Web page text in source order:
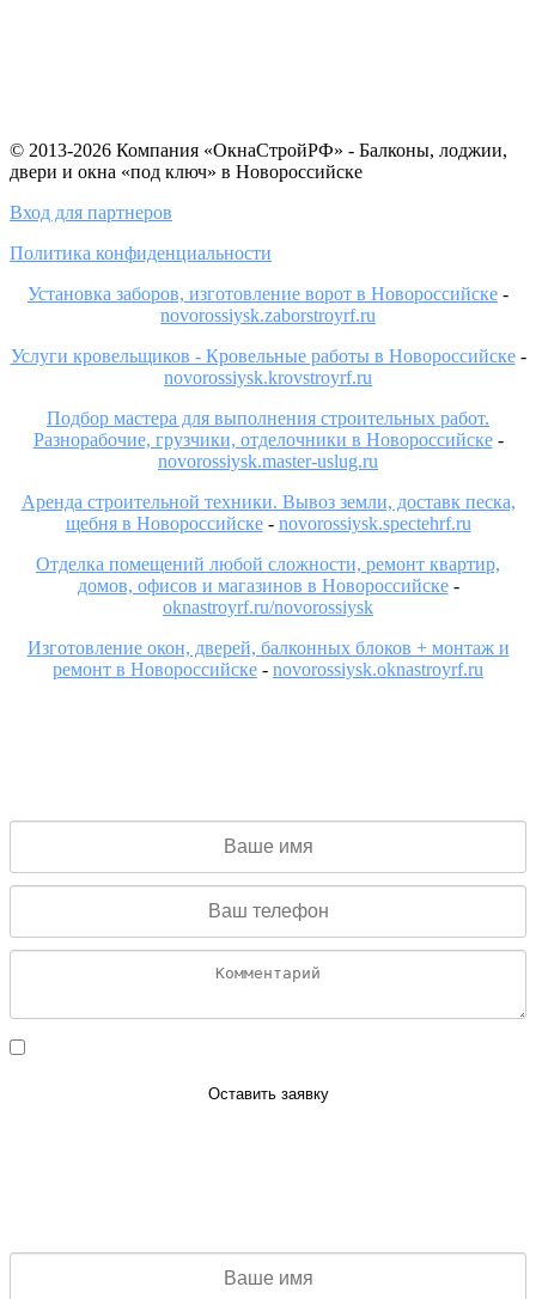
© 2013-2026 Компания «ОкнаСтройРФ» - Балконы, лоджии,
двери и окна «под ключ» в Новороссийске
Вход для партнеров
Политика конфиденциальности
Установка заборов, изготовление ворот в Новороссийске -
novorossiysk.zaborstroyrf.ru
Услуги кровельщиков - Кровельные работы в Новороссийске-
novorossiysk.krovstroyrf.ru
Подбор мастера для выполнения строительных работ.
Разнорабочие, грузчики, отделочники в Новороссийске-
novorossiysk.master-uslug.ru
Аренда строительной техники. Вывоз земли, доставк песка,
щебня в Новороссийске- novorossiysk.spectehrf.ru
Отделка помещений любой сложности, ремонт квартир,
домов, офисов и магазинов в Новороссийске-
oknastroyrf.ru/novorossiysk
Изготовление окон, дверей, балконных блоков + монтаж и
ремонт в Новороссийске - novorossiysk.oknastroyrf.ru
Оставить заявку